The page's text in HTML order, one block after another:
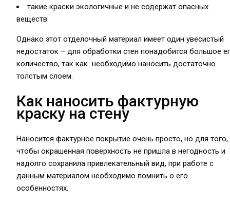
такие краски экологичные и не содержат опасных
веществ.
Однако этот отделочный материал имеет один увесистый
недостаток – для обработки стен понадобится большое
количество, так как необходимо наносить достаточно
толстым слоем.
Как наносить фактурную
краску на стену
Наносится фактурное покрытие очень просто, но для того,
чтобы окрашенная поверхность не пришла в негодность и
надолго сохранила привлекательный вид, при работе с
данным материалом необходимо помнить о его
особенностях.